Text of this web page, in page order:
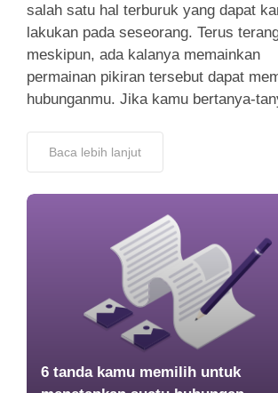
salah satu hal terburuk yang dapat
lakukan pada seseorang. Terus
meskipun, ada kalanya memainkan
permainan pikiran tersebut dapat
hubunganmu. Jika kamu bertanya-
Baca lebih lanjut
6 tanda kamu memilih untuk